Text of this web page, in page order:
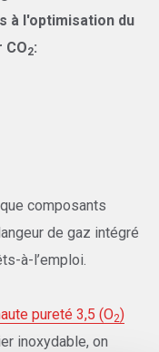
à l'optimisation du
CO2:
composants
de gaz intégré
à-l’emploi.
pureté 3,5 (O2)
inoxydable, on